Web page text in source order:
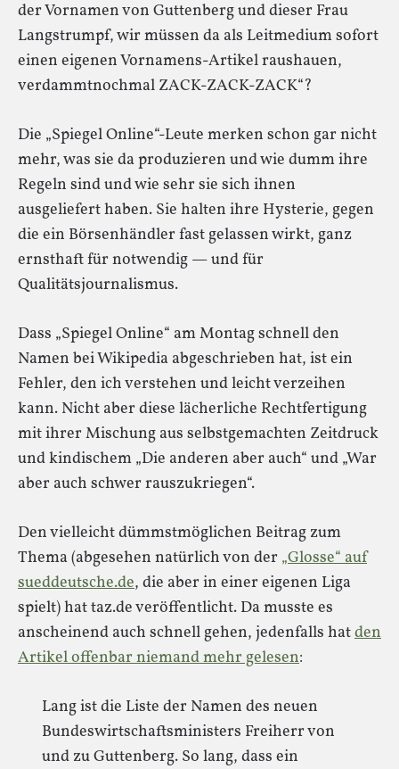
der Vornamen von Guttenberg und dieser Frau
Langstrumpf, wir müssen da als Leitmedium sofort
einen eigenen Vornamens-Artikel raushauen,
verdammtnochmal ZACK-ZACK-ZACK“?
Die „Spiegel Online“-Leute merken schon gar nicht
mehr, was sie da produzieren und wie dumm ihre
Regeln sind und wie sehr sie sich ihnen
ausgeliefert haben. Sie halten ihre Hysterie, gegen
die ein Börsenhändler fast gelassen wirkt, ganz
ernsthaft für notwendig — und für
Qualitätsjournalismus.
Dass „Spiegel Online“ am Montag schnell den
Namen bei Wikipedia abgeschrieben hat, ist ein
Fehler, den ich verstehen und leicht verzeihen
kann. Nicht aber diese lächerliche Rechtfertigung
mit ihrer Mischung aus selbstgemachten Zeitdruck
und kindischem „Die anderen aber auch“ und „War
aber auch schwer rauszukriegen“.
Den vielleicht dümmstmöglichen Beitrag zum
Thema (abgesehen natürlich von der „Glosse“ auf
sueddeutsche.de, die aber in einer eigenen Liga
spielt) hat taz.de veröffentlicht. Da musste es
anscheinend auch schnell gehen, jedenfalls hatden
Artikel offenbar niemand mehr gelesen:
Lang ist die Liste der Namen des neuen
Bundeswirtschaftsministers Freiherr von
und zu Guttenberg. So lang, dass ein